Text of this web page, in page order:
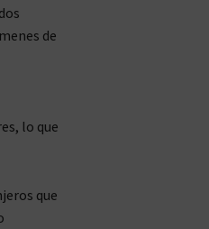
de
lo que
que